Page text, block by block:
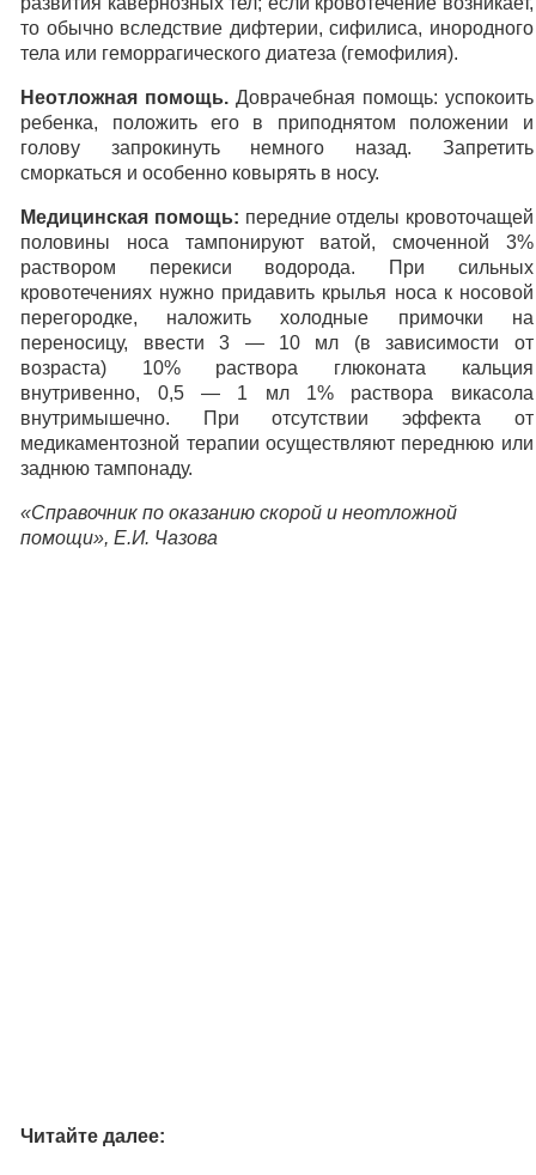
то обычно вследствие дифтерии, сифилиса, инородного
тела или геморрагического диатеза (гемофилия).
Неотложная помощь. Доврачебная помощь: успокоить
ребенка, положить его в приподнятом положении и
голову запрокинуть немного назад. Запретить
сморкаться и особенно ковырять в носу.
Медицинская помощь: передние отделы кровоточащей
половины носа тампонируют ватой, смоченной 3%
раствором перекиси водорода. При сильных
кровотечениях нужно придавить крылья носа к носовой
перегородке, наложить холодные примочки на
переносицу, ввести 3 — 10 мл (в зависимости от
возраста) 10% раствора глюконата кальция
внутривенно, 0,5 — 1 мл 1% раствора викасола
внутримышечно. При отсутствии эффекта от
медикаментозной терапии осуществляют переднюю или
заднюю тампонаду.
«Справочник по оказанию скорой и неотложной
помощи», Е.И. Чазова
Читайте далее: